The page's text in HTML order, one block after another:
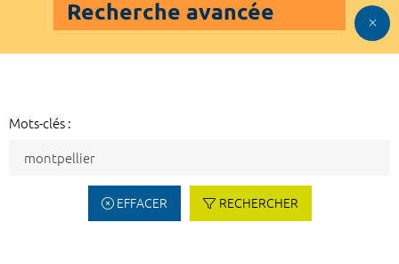
Recherche avancée
Mots-clés :
EFFACER RECHERCHER